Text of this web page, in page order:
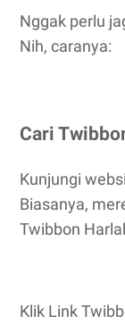
Nggak perlu
Nih, caranya:
Cari
Kunjungi
Biasanya,
Twibbon
Klik Link